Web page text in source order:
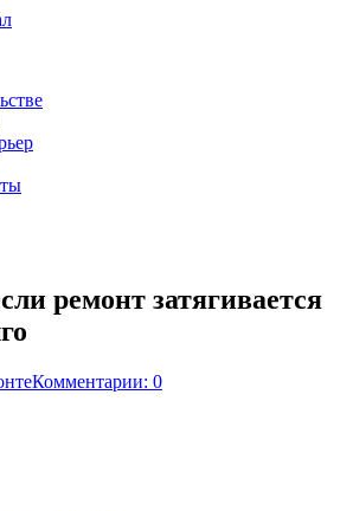
ремонт затягивается
Комментарии: 0